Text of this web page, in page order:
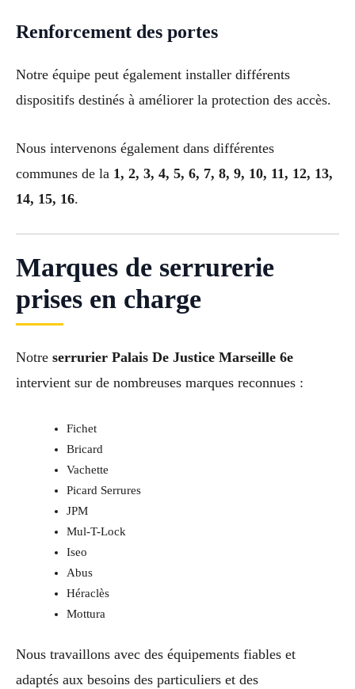
Renforcement des portes
Notre équipe peut également installer différents
dispositifs destinés à améliorer la protection des accès.
Nous intervenons également dans différentes
communes de la 1, 2, 3, 4, 5, 6, 7, 8, 9, 10, 11, 12, 13,
14, 15, 16.
Marques de serrurerie
prises en charge
Notre serrurier Palais De Justice Marseille 6e
intervient sur de nombreuses marques reconnues :
Fichet
Bricard
Vachette
Picard Serrures
JPM
Mul-T-Lock
Iseo
Abus
Héraclès
Mottura
Nous travaillons avec des équipements fiables et
adaptés aux besoins des particuliers et des